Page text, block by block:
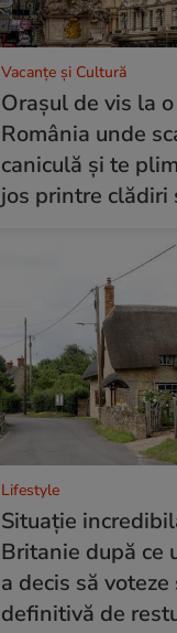
Vacanțe și Cultură
Orașul de vis la
România unde
caniculă și te
jos printre clădiri
Lifestyle
Situație
Britanie după ce
a decis să
definitivă de